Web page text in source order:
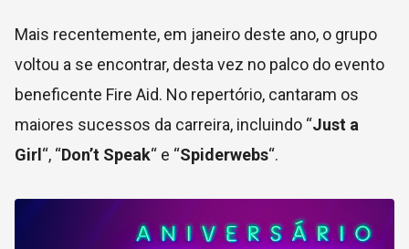
Mais recentemente, em janeiro deste ano, o grupo
voltou a se encontrar, desta vez no palco do evento
beneficente Fire Aid. No repertório, cantaram os
maiores sucessos da carreira, incluindo “Just a
Girl “, “Don’t Speak“ e “Spiderwebs“.